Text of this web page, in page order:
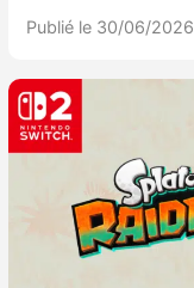
Publié le 30/06/2026